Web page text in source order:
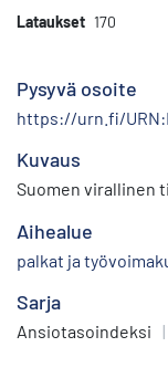
Lataukset 170
Pysyvä osoite
https://urn.fi/
Kuvaus
Suomen virallinen
Aihealue
palkat ja
Sarja
Ansiotasoindeksi |